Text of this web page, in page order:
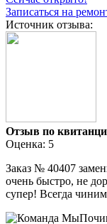
Записаться на
Источник отзыва:
Отзыв по
Оценка: 5
Заказ № 40407
очень быстро, не
супер! Всегда